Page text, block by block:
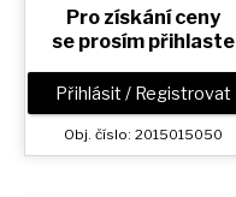
Pro získání ceny
se prosím přihlaste
Přihlásit / Registrovat
Obj. číslo: 2015015050